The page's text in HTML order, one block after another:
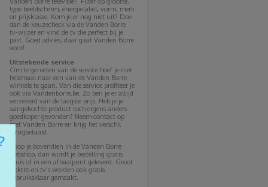
type beeldscherm, energielabel, vorm, merk
en prijsklasse. Kom je er nog niet uit? Doe
dan de keuzecheck via de Vanden Borre
tv-wijzer en vind de tv die perfect bij je
past. Goed advies, daar gaat Vanden Borre
voor!
Uitstekende service
Om te genieten van de service hoef je niet
helemaal naar een van de Vanden Borre
winkels te gaan. Van die service profiteer je
ook via Vandenborre.be. Zo ben je er altijd
verzekerd van de laagste prijs. Heb je je
aangekochte product toch ergens anders
goedkoper gevonden? Neem contact op
met Vanden Borre en krijg het verschil
terugbetaald.
Koop je bovendien in de Vanden Borre
webshop, dan wordt je bestelling gratis
thuis of in een afhaalpunt geleverd. Groot
elektro en tv’s worden ook gratis
gebruiksklaar gemaakt.